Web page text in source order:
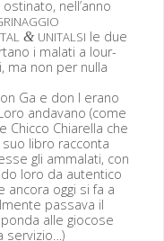
nell’anno
& UNITALSI le due
i malati a lour­
ma non per nul­la
Ga e don I era­no
anda­vano (come
Chic­co Chiarel­la che
libro rac­con­ta
gli ammalati, con
loro da aut­en­ti­co
anco­ra oggi si fa a
pas­sa­va il
alle gio­cose
servizio…)